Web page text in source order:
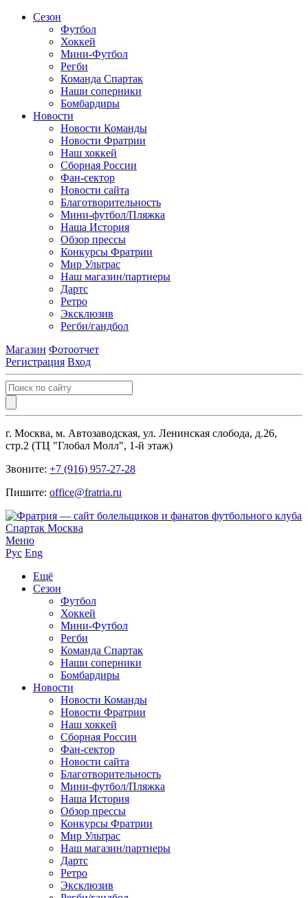
Сезон
Футбол
Хоккей
Мини-Футбол
Регби
Команда Спартак
Наши соперники
Бомбардиры
Новости
Новости Команды
Новости Фратрии
Наш хоккей
Сборная России
Фан-cектор
Новости сайта
Благотворительность
Мини-футбол/Пляжка
Наша История
Обзор прессы
Конкурсы Фратрии
Мир Ультрас
Наш магазин/партнеры
Дартс
Ретро
Эксклюзив
Регби/гандбол
Магазин Фотоотчет
Регистрация Вход
г. Москва, м. Автозаводская, ул. Ленинская слобода, д.26,
стр.2 (ТЦ "Глобал Молл", 1-й этаж)
Звоните: +7 (916) 957-27-28
Пишите: office@fratria.ru
Меню
Рус Eng
Ещё
Сезон
Футбол
Хоккей
Мини-Футбол
Регби
Команда Спартак
Наши соперники
Бомбардиры
Новости
Новости Команды
Новости Фратрии
Наш хоккей
Сборная России
Фан-cектор
Новости сайта
Благотворительность
Мини-футбол/Пляжка
Наша История
Обзор прессы
Конкурсы Фратрии
Мир Ультрас
Наш магазин/партнеры
Дартс
Ретро
Эксклюзив